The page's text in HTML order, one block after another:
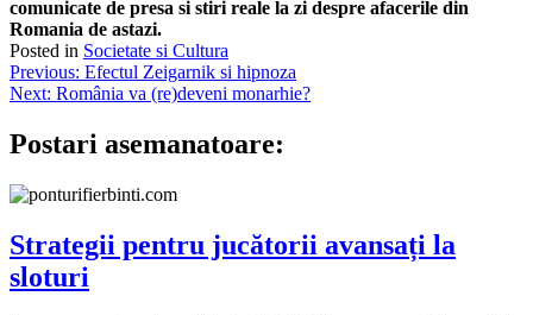
comunicate de presa si stiri reale la zi despre afacerile din
Romania de astazi.
Posted in Societate si Cultura
Navigare
în
articole
Previous: Efectul Zeigarnik si hipnoza
Next: România va (re)deveni monarhie?
Postari asemanatoare:
Strategii pentru jucătorii avansați la
sloturi